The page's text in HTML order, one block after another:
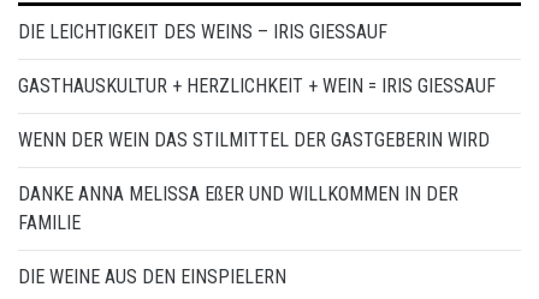
DIE LEICHTIGKEIT DES WEINS – IRIS GIESSAUF
GASTHAUSKULTUR + HERZLICHKEIT + WEIN = IRIS GIESSAUF
WENN DER WEIN DAS STILMITTEL DER GASTGEBERIN WIRD
DANKE ANNA MELISSA EßER UND WILLKOMMEN IN DER
FAMILIE
DIE WEINE AUS DEN EINSPIELERN